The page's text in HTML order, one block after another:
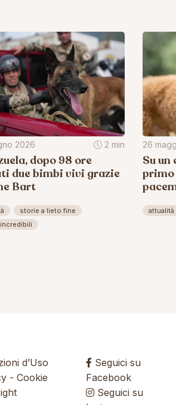
2026 2 min
dopo 98 ore
due bimbi vivi grazie
Bart
storie a lieto fine
26
Su
attualità
d’Uso
- Cookie
Seguici su
Facebook
Seguici su